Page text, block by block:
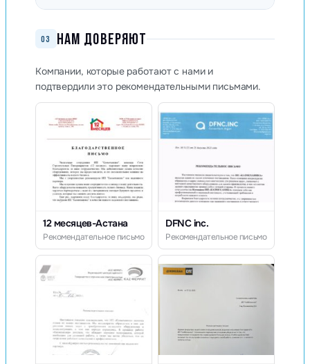
03 НАМ ДОВЕРЯЮТ
Компании, которые работают с нами и
подтвердили это рекомендательными письмами.
12 месяцев-Астана
Рекомендательное письмо
DFNC inc.
Рекомендательное письмо